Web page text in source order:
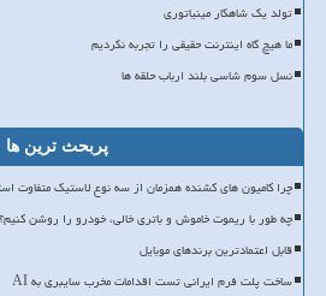
تولد یک شاهکار مینیاتوری
ما هیچ گاه اینترنت حقیقی را تجربه نکردیم
نسل سوم شاسی بلند ارباب حلقه ها
پربحث ترین ها
چرا کامیون های کشنده همزمان از سه نوع لاستیک متفاوت
چه طور با ریموت خاموش و باتری خالی، خودرو را روشن کنیم؟
قابل اعتمادترین برندهای موبایل
ساخت پلت فرم ایرانی تست اقدامات مخرب سایبری به AI